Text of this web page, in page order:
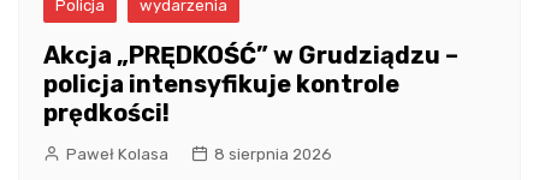
Policja wydarzenia
Akcja „PRĘDKOŚĆ” w Grudziądzu –
policja intensyfikuje kontrole
prędkości!
Paweł Kolasa 8 sierpnia 2026